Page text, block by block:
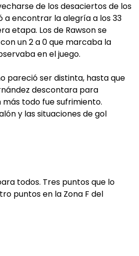
de los desaciertos de los
a encontrar la alegría a los 33
etapa. Los de Rawson se
un 2 a 0 que marcaba la
en el juego.
pareció ser distinta, hasta que
descontara para
más todo fue sufrimiento.
y las situaciones de gol
todos. Tres puntos que lo
puntos en la Zona F del